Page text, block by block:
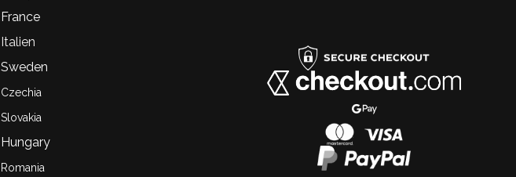
France
Italien
Sweden
Czechia
Slovakia
Hungary
Romania